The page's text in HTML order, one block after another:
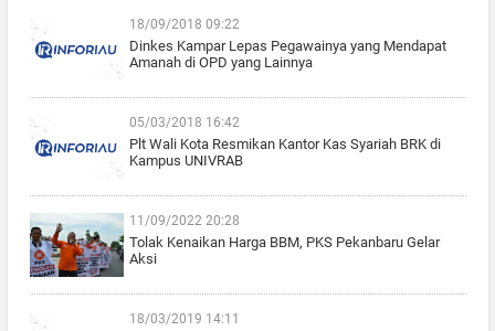
18/09/2018 09:22
Dinkes Kampar Lepas Pegawainya yang Mendapat
Amanah di OPD yang Lainnya
05/03/2018 16:42
Plt Wali Kota Resmikan Kantor Kas Syariah BRK di
Kampus UNIVRAB
11/09/2022 20:28
Tolak Kenaikan Harga BBM, PKS Pekanbaru Gelar
Aksi
18/03/2019 14:11